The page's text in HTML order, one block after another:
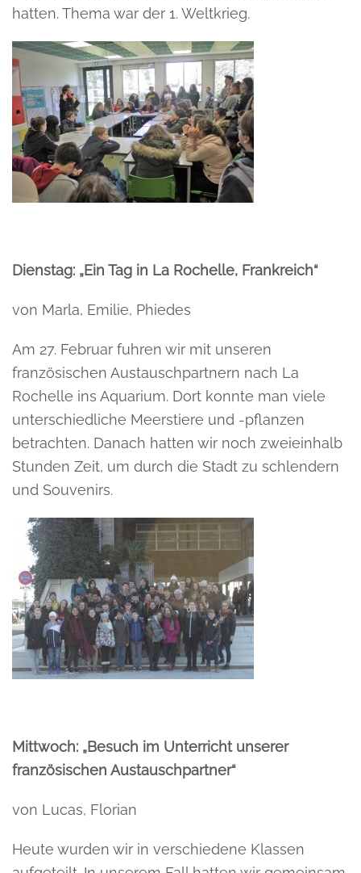
hatten. Thema war der 1. Weltkrieg.
Dienstag: „Ein Tag in La Rochelle, Frankreich“
von Marla, Emilie, Phiedes
Am 27. Februar fuhren wir mit unseren
französischen Austauschpartnern nach La
Rochelle ins Aquarium. Dort konnte man viele
unterschiedliche Meerstiere und -pflanzen
betrachten. Danach hatten wir noch zweieinhalb
Stunden Zeit, um durch die Stadt zu schlendern
und Souvenirs.
Mittwoch: „Besuch im Unterricht unserer
französischen Austauschpartner“
von Lucas, Florian
Heute wurden wir in verschiedene Klassen